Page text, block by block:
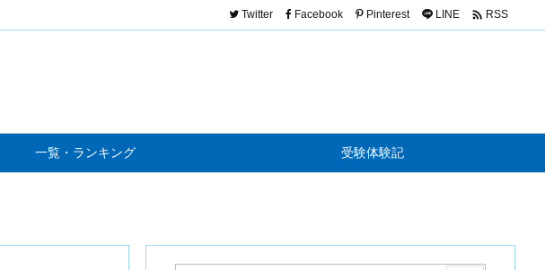
一覧・ランキング 受験体験記
Twitter Facebook Pinterest LINE  RSS